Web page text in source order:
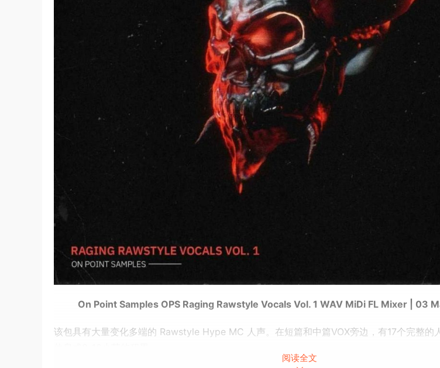
On Point Samples OPS Raging Rawstyle Vocals Vol. 1 WAV MiDi FL Mixer | 03
该包具有大量变化多端的 Rawstyle Hype MC 人声。在短篇和中篇VOX旁边，有17个完整的
阅读全文